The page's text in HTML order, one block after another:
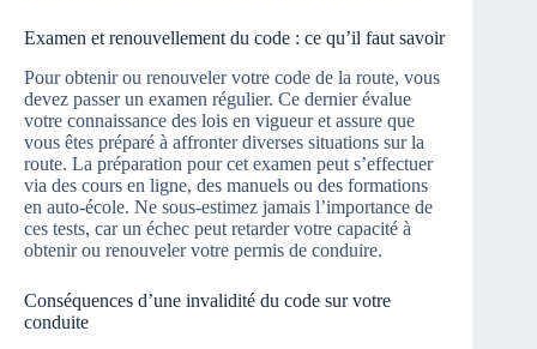
Examen et renouvellement du code : ce qu’il faut savoir
Pour obtenir ou renouveler votre code de la route, vous
devez passer un examen régulier. Ce dernier évalue
votre connaissance des lois en vigueur et assure que
vous êtes préparé à affronter diverses situations sur la
route. La préparation pour cet examen peut s’effectuer
via des cours en ligne, des manuels ou des formations
en auto-école. Ne sous-estimez jamais l’importance de
ces tests, car un échec peut retarder votre capacité à
obtenir ou renouveler votre permis de conduire.
Conséquences d’une invalidité du code sur votre
conduite